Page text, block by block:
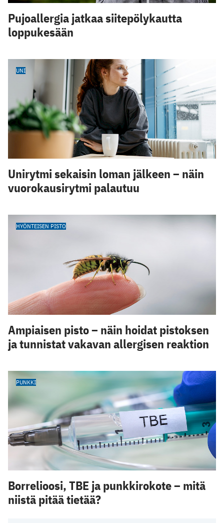
Pujoallergia jatkaa siitepölykautta
loppukesään
UNI
Unirytmi sekaisin loman jälkeen – näin
vuorokausirytmi palautuu
HYÖNTEISEN PISTO
Ampiaisen pisto – näin hoidat pistoksen
ja tunnistat vakavan allergisen reaktion
PUNKKI
Borrelioosi, TBE ja punkkirokote – mitä
niistä pitää tietää?